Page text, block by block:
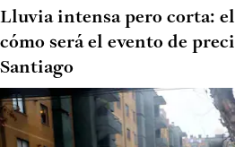
Lluvia intensa pero corta:
cómo será el evento de
Santiago